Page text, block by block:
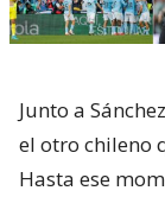
Junto a
el otro chileno
Hasta ese